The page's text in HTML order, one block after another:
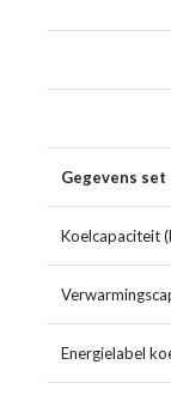
Gegevens set
Koelcapaciteit
Energielabel